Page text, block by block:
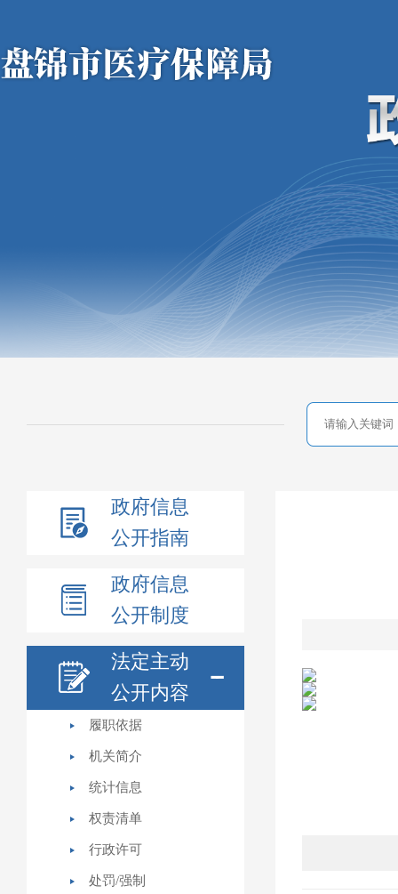
政府信息
公开指南
政府信息
公开制度
法定主动
公开内容
履职依据
机关简介
统计信息
权责清单
行政许可
处罚/强制